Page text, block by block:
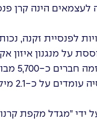
לעצמאים הינה קרן
לפנסיית זקנה,
על מנגנון איזון
בקרן הפנסיה
ידי "מגדל מקפת